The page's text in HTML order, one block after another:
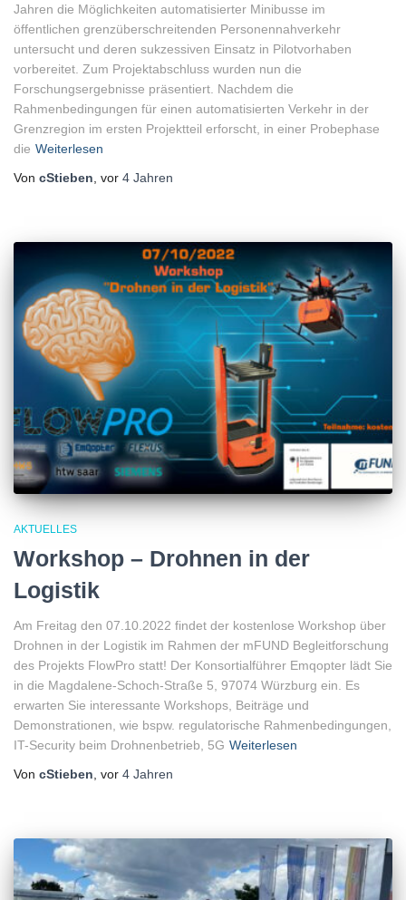
Jahren die Möglichkeiten automatisierter Minibusse im
öffentlichen grenzüberschreitenden Personennahverkehr
untersucht und deren sukzessiven Einsatz in Pilotvorhaben
vorbereitet. Zum Projektabschluss wurden nun die
Forschungsergebnisse präsentiert. Nachdem die
Rahmenbedingungen für einen automatisierten Verkehr in der
Grenzregion im ersten Projektteil erforscht, in einer Probephase
die Weiterlesen
Von cStieben , vor 4 Jahren
AKTUELLES
Workshop – Drohnen in der
Logistik
Am Freitag den 07.10.2022 findet der kostenlose Workshop über
Drohnen in der Logistik im Rahmen der mFUND Begleitforschung
des Projekts FlowPro statt! Der Konsortialführer Emqopter lädt Sie
in die Magdalene-Schoch-Straße 5, 97074 Würzburg ein. Es
erwarten Sie interessante Workshops, Beiträge und
Demonstrationen, wie bspw. regulatorische Rahmenbedingungen,
IT-Security beim Drohnenbetrieb, 5G Weiterlesen
Von cStieben, vor 4 Jahren